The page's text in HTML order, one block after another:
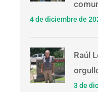
4 de diciembre de
Raúl
3 de